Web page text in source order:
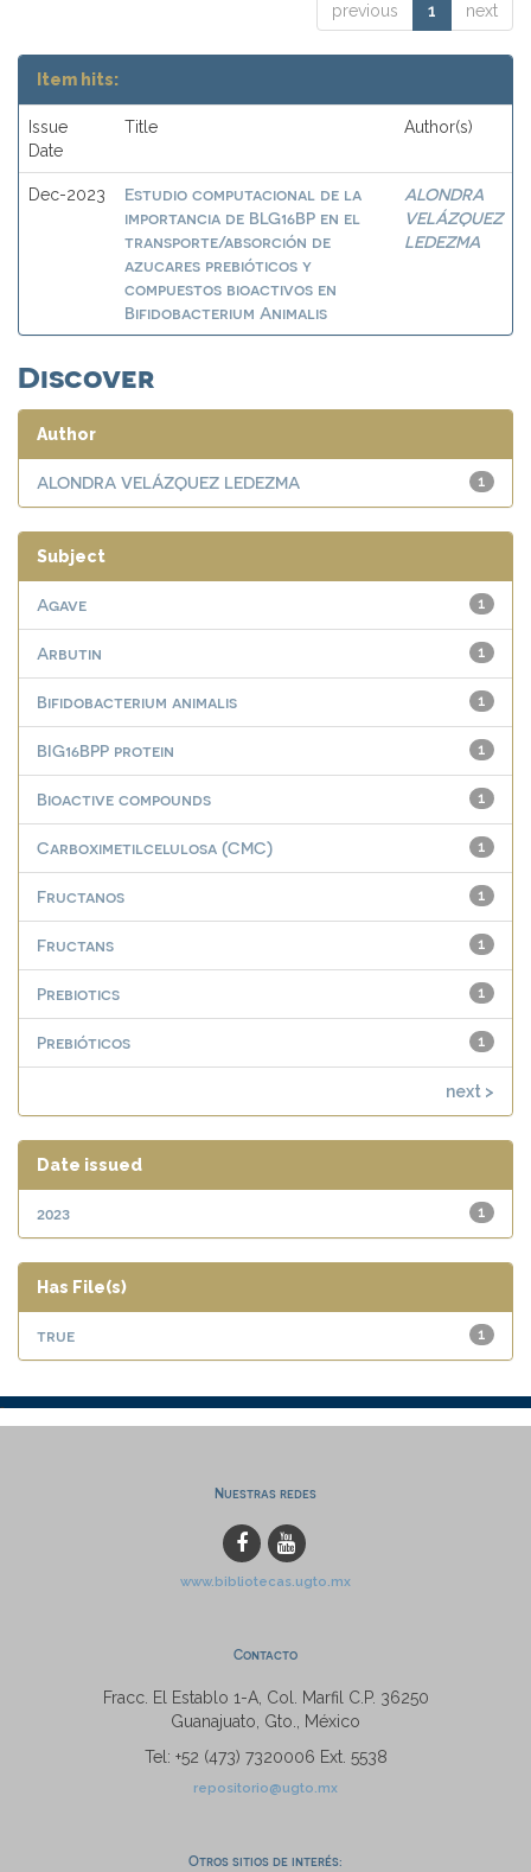
previous 1 next
Item hits:
Issue
Date
Title Author(s)
Dec-2023
Estudio computacional de la
importancia de BLG16BP en el
transporte/absorción de
azucares prebióticos y
compuestos bioactivos en
Bifidobacterium Animalis
ALONDRA
VELÁZQUEZ
LEDEZMA
Discover
Author
1
ALONDRA VELÁZQUEZ LEDEZMA
Subject
1
Agave
1
Arbutin
1
Bifidobacterium animalis
1
BIG16BPP protein
1
Bioactive compounds
1
Carboximetilcelulosa (CMC)
1
Fructanos
1
Fructans
1
Prebiotics
1
Prebióticos
next >
Date issued
1
2023
Has File(s)
1
true
Nuestras redes
www.bibliotecas.ugto.mx
Contacto
Fracc. El Establo 1-A, Col. Marfil C.P. 36250
Guanajuato, Gto., México
Tel: +52 (473) 7320006 Ext. 5538
repositorio@ugto.mx
Otros sitios de interés: